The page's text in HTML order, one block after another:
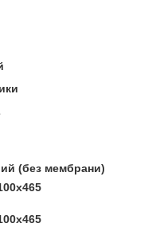
(без мембрани)